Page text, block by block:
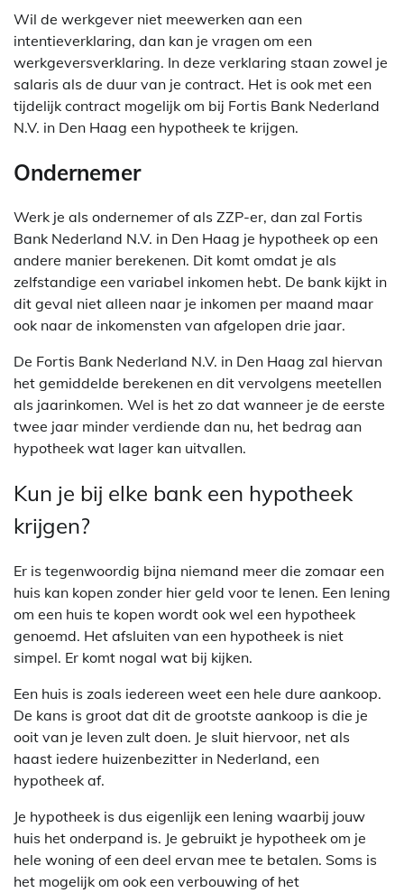
Wil de werkgever niet meewerken aan een
intentieverklaring, dan kan je vragen om een
werkgeversverklaring. In deze verklaring staan zowel je
salaris als de duur van je contract. Het is ook met een
tijdelijk contract mogelijk om bij Fortis Bank Nederland
N.V. in Den Haag een hypotheek te krijgen.
Ondernemer
Werk je als ondernemer of als ZZP-er, dan zal Fortis
Bank Nederland N.V. in Den Haag je hypotheek op een
andere manier berekenen. Dit komt omdat je als
zelfstandige een variabel inkomen hebt. De bank kijkt in
dit geval niet alleen naar je inkomen per maand maar
ook naar de inkomensten van afgelopen drie jaar.
De Fortis Bank Nederland N.V. in Den Haag zal hiervan
het gemiddelde berekenen en dit vervolgens meetellen
als jaarinkomen. Wel is het zo dat wanneer je de eerste
twee jaar minder verdiende dan nu, het bedrag aan
hypotheek wat lager kan uitvallen.
Kun je bij elke bank een hypotheek
krijgen?
Er is tegenwoordig bijna niemand meer die zomaar een
huis kan kopen zonder hier geld voor te lenen. Een lening
om een huis te kopen wordt ook wel een hypotheek
genoemd. Het afsluiten van een hypotheek is niet
simpel. Er komt nogal wat bij kijken.
Een huis is zoals iedereen weet een hele dure aankoop.
De kans is groot dat dit de grootste aankoop is die je
ooit van je leven zult doen. Je sluit hiervoor, net als
haast iedere huizenbezitter in Nederland, een
hypotheek af.
Je hypotheek is dus eigenlijk een lening waarbij jouw
huis het onderpand is. Je gebruikt je hypotheek om je
hele woning of een deel ervan mee te betalen. Soms is
het mogelijk om ook een verbouwing of het